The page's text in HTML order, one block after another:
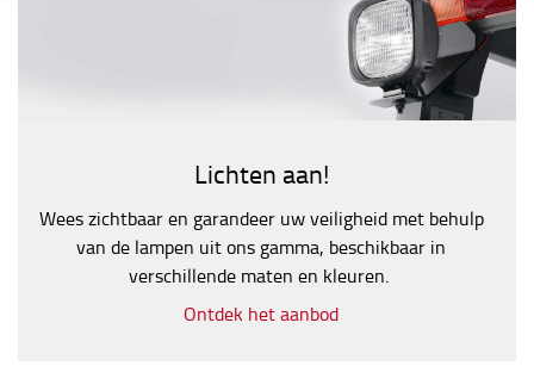
Lichten aan!
Wees zichtbaar en garandeer uw veiligheid met behulp
van de lampen uit ons gamma, beschikbaar in
verschillende maten en kleuren.
Ontdek het aanbod